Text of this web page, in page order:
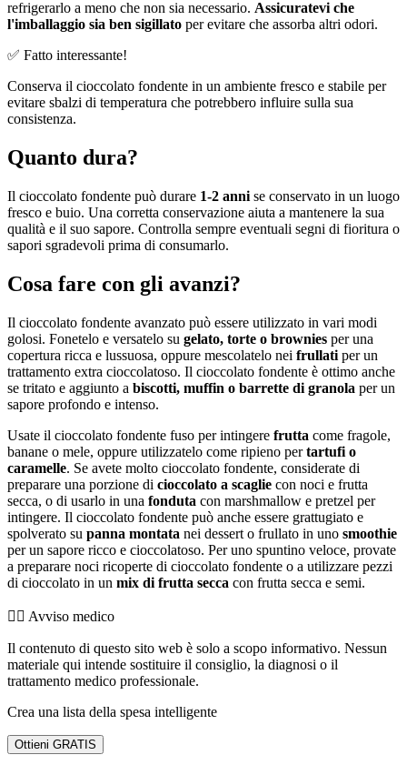
refrigerarlo a meno che non sia necessario. Assicuratevi che
l'imballaggio sia ben sigillato per evitare che assorba altri odori.
✅ Fatto interessante!
Conserva il cioccolato fondente in un ambiente fresco e stabile per
evitare sbalzi di temperatura che potrebbero influire sulla sua
consistenza.
Quanto dura?
Il cioccolato fondente può durare 1-2 anni se conservato in un luogo
fresco e buio. Una corretta conservazione aiuta a mantenere la sua
qualità e il suo sapore. Controlla sempre eventuali segni di fioritura o
sapori sgradevoli prima di consumarlo.
Cosa fare con gli avanzi?
Il cioccolato fondente avanzato può essere utilizzato in vari modi
golosi. Fonetelo e versatelo su gelato, torte o brownies per una
copertura ricca e lussuosa, oppure mescolatelo nei frullati per un
trattamento extra cioccolatoso. Il cioccolato fondente è ottimo anche
se tritato e aggiunto a biscotti, muffin o barrette di granola per un
sapore profondo e intenso.
Usate il cioccolato fondente fuso per intingere frutta come fragole,
banane o mele, oppure utilizzatelo come ripieno pertartufi o
caramelle. Se avete molto cioccolato fondente, considerate di
preparare una porzione di cioccolato a scaglie con noci e frutta
secca, o di usarlo in una fonduta con marshmallow e pretzel per
intingere. Il cioccolato fondente può anche essere grattugiato e
spolverato su panna montata nei dessert o frullato in uno smoothie
per un sapore ricco e cioccolatoso. Per uno spuntino veloce, provate
a preparare noci ricoperte di cioccolato fondente o a utilizzare pezzi
di cioccolato in un mix di frutta secca con frutta secca e semi.
👨‍⚕️️ Avviso medico
Il contenuto di questo sito web è solo a scopo informativo. Nessun
materiale qui intende sostituire il consiglio, la diagnosi o il
trattamento medico professionale.
Crea una lista della spesa intelligente
Ottieni GRATIS